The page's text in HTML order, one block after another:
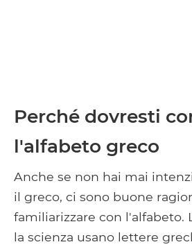
Perché dovresti
l'alfabeto greco
Anche se non hai mai
il greco, ci sono buone
familiarizzare con l'alfabeto.
la scienza usano lettere